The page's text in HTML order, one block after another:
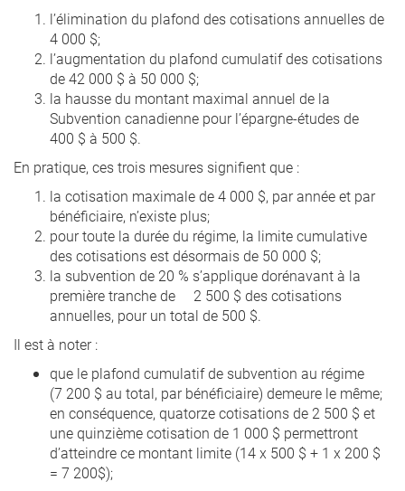
l’élimination du plafond des cotisations annuelles de
4 000 $;
l’augmentation du plafond cumulatif des cotisations
de 42 000 $ à 50 000 $;
la hausse du montant maximal annuel de la
Subvention canadienne pour l’épargne-études de
400 $ à 500 $.
En pratique, ces trois mesures signifient que :
la cotisation maximale de 4 000 $, par année et par
bénéficiaire, n’existe plus;
pour toute la durée du régime, la limite cumulative
des cotisations est désormais de 50 000 $;
la subvention de 20 % s’applique dorénavant à la
première tranche de 2 500 $ des cotisations
annuelles, pour un total de 500 $.
Il est à noter :
que le plafond cumulatif de subvention au régime
(7 200 $ au total, par bénéficiaire) demeure le même;
en conséquence, quatorze cotisations de 2 500 $ et
une quinzième cotisation de 1 000 $ permettront
d’atteindre ce montant limite (14 x 500 $ + 1 x 200 $
= 7 200$);